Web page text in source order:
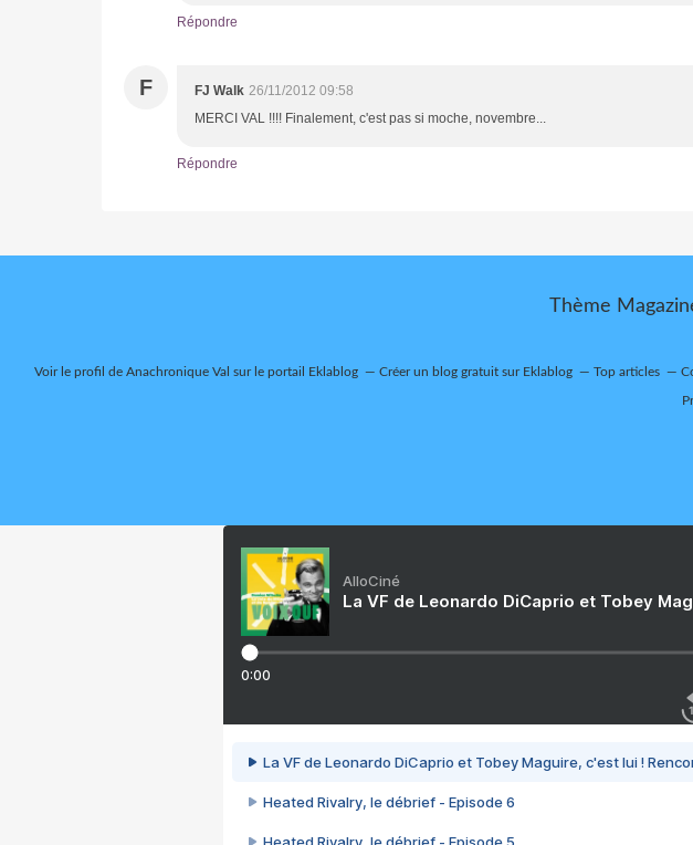
Répondre
F FJ Walk 26/11/2012 09:58
MERCI VAL !!!! Finalement, c'est pas si moche, novembre...
Répondre
Thème
Voir le profil de Anachronique Val sur le portail Eklablog Créer un blog gratuit sur Eklablog Top articles
AlloCiné
La VF de Leonardo DiCaprio et Tobey
0:00
La VF de Leonardo DiCaprio et Tobey Maguire, c'est lui !
Heated Rivalry, le débrief - Episode 6
Heated Rivalry, le débrief - Episode 5